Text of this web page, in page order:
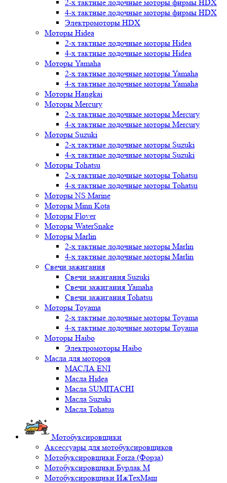
2-х тактные лодочные моторы фирмы HDX
4-х тактные лодочные моторы фирмы HDX
Электромоторы HDX
Моторы Hidea
2-х тактные лодочные моторы Hidea
4-х тактные лодочные моторы Hidea
Моторы Yamaha
2-х тактные лодочные моторы Yamaha
4-х тактные лодочные моторы Yamaha
Моторы Hangkai
Моторы Mercury
2-х тактные лодочные моторы Mercury
4-х тактные лодочные моторы Mercury
Моторы Suzuki
2-х тактные лодочные моторы Suzuki
4-х тактные лодочные моторы Suzuki
Моторы Tohatsu
2-х тактные лодочные моторы Tohatsu
4-х тактные лодочные моторы Tohatsu
Моторы NS Marine
Моторы Minn Kota
Моторы Flover
Моторы WaterSnake
Моторы Marlin
2-х тактные лодочные моторы Marlin
4-х тактные лодочные моторы Marlin
Свечи зажигания
Свечи зажигания Suzuki
Свечи зажигания Yamaha
Свечи зажигания Tohatsu
Моторы Toyama
2-х тактные лодочные моторы Toyama
4-х тактные лодочные моторы Toyama
Моторы Haibo
Электромоторы Haibo
Масла для моторов
МАСЛА ENI
Масла Hidea
Масла SUMITACHI
Масла Suzuki
Масла Tohatsu
Мотобуксировщики
Аксессуары для мотобуксировщиков
Мотобуксировщики Forza (Форза)
Мотобуксировщики Бурлак М
Мотобуксировщики ИжТехМаш